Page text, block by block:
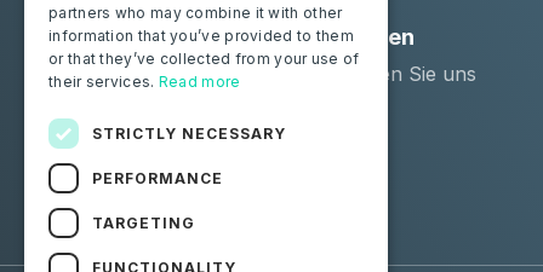
Privatpersonen
Zertifizieren Sie Ihre
Ressourcen
Kontaktieren Sie uns
Folgen Sie uns
Facebook
Linkedin
partners who may combine it with other
information that you’ve provided to them
or that they’ve collected from your use of
their services. Read more
STRICTLY NECESSARY
PERFORMANCE
TARGETING
FUNCTIONALITY